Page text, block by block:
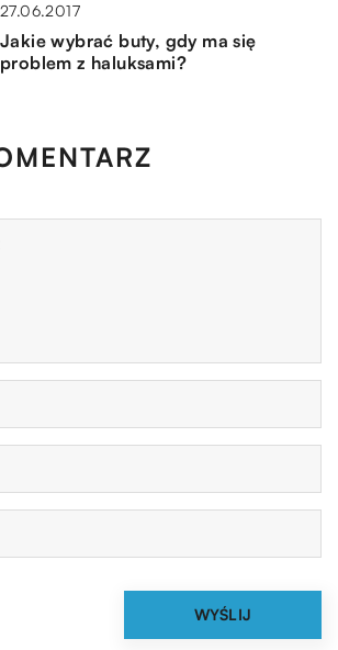
27.06.2017
Jakie wybrać buty, gdy ma się
problem z haluksami?